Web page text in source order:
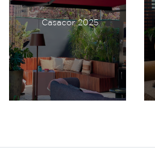
Casacor 2025